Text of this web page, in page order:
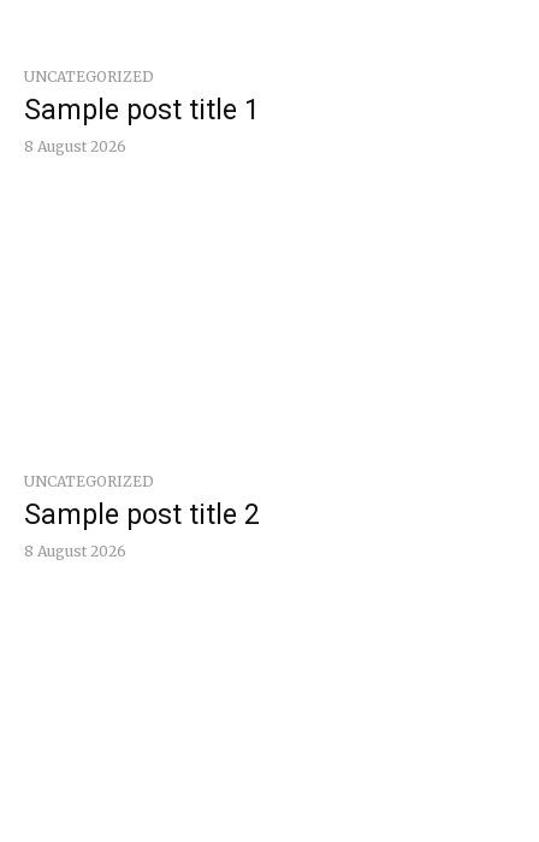
UNCATEGORIZED
Sample post title 1
8 August 2026
UNCATEGORIZED
Sample post title 2
8 August 2026